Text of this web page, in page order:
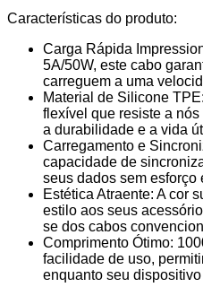
Características do produto:
Carga Rápida
5A/50W, este cabo
carreguem a uma
Material de Silicone
flexível que resiste a
a durabilidade e a vida
Carregamento e
capacidade de
seus dados sem esforço
Estética Atraente: A cor
estilo aos seus
se dos cabos
Comprimento Ótimo:
facilidade de uso,
enquanto seu